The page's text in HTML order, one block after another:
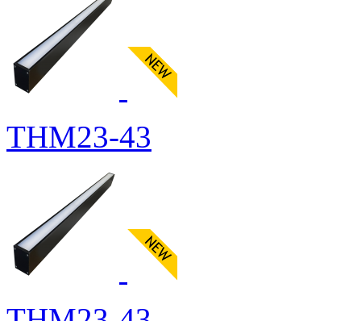
THM23-43